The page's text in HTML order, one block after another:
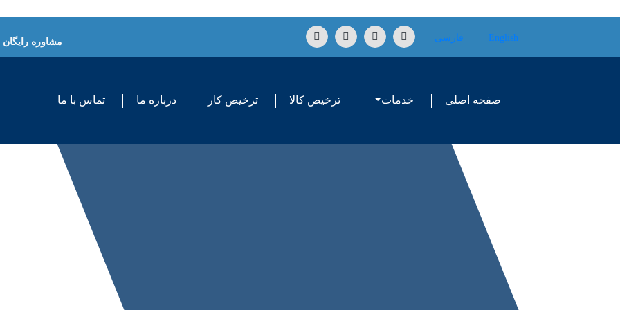
English فارسی مشاوره رایگان
صفحه اصلی خدمات ترخیص کالا ترخیص کار درباره ما تماس با ما